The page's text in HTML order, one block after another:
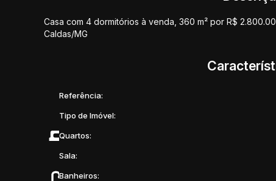
Casa com 4 dormitórios à venda, 360 m² por R$
Caldas/MG
Referência:
Tipo de Imóvel:
Quartos:
Sala:
Banheiros: